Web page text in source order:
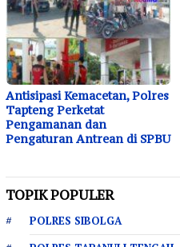
Antisipasi Kemacetan, Polres
Tapteng Perketat
Pengamanan dan
Pengaturan Antrean di SPBU
TOPIK POPULER
POLRES SIBOLGA